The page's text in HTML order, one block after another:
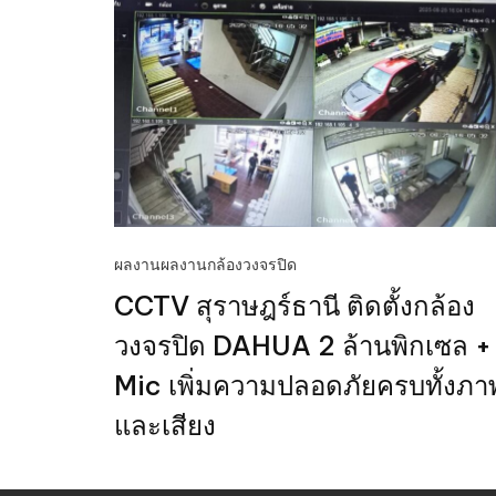
ผลงานผลงานกล้องวงจรปิด
CCTV สุราษฎร์ธานี ติดตั้งกล้อง
วงจรปิด DAHUA 2 ล้านพิกเซล +
Mic เพิ่มความปลอดภัยครบทั้งภา
และเสียง